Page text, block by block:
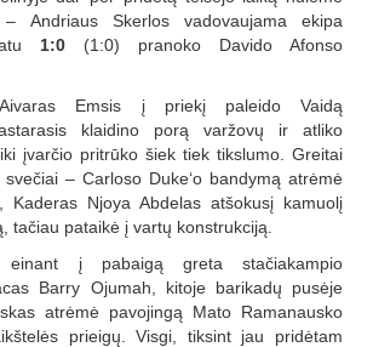
Andriaus Skerlos vadovaujama ekipa
1:0 (1:0) pranoko Davido Afonso
Emsis į priekį paleido Vaidą
klaidino porą varžovų ir atliko
įvarčio pritrūko šiek tiek tikslumo. Greitai
– Carloso Duke‘o bandymą atrėmė
Kaderas Njoya Abdelas atšokusį kamuolį
tačiau pataikė į vartų konstrukciją.
einant į pabaigą greta stačiakampio
Barry Ojumah, kitoje barikadų pusėje
atrėmė pavojingą Mato Ramanausko
prieigų. Visgi, tiksint jau pridėtam